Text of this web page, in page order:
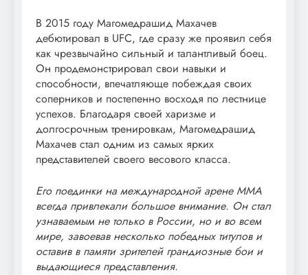
В 2015 году Магомедрашид Махачев
дебютировал в UFC, где сразу же проявил себя
как чрезвычайно сильный и талантливый боец.
Он продемонстрировал свои навыки и
способности, впечатляюще побеждая своих
соперников и постепенно восходя по лестнице
успехов. Благодаря своей харизме и
долгосрочным тренировкам, Магомедрашид
Махачев стал одним из самых ярких
представителей своего весового класса.
Его поединки на международной арене ММА
всегда привлекали большое внимание. Он стал
узнаваемым не только в России, но и во всем
мире, завоевав несколько победных титулов и
оставив в памяти зрителей грандиозные бои и
выдающиеся представления.